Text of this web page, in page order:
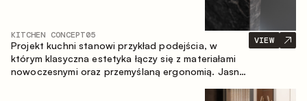
KITCHEN CONCEPT05
Projekt kuchni stanowi przykład podejścia, w
którym klasyczna estetyka łączy się z materiałami
nowoczesnymi oraz przemyślaną ergonomią. Jasna
VIEW